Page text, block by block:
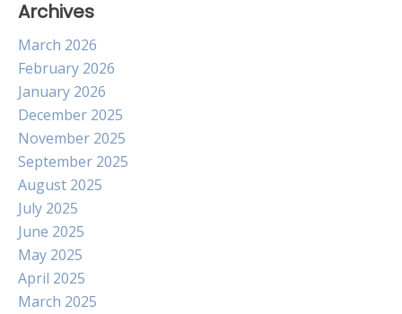
Archives
March 2026
February 2026
January 2026
December 2025
November 2025
September 2025
August 2025
July 2025
June 2025
May 2025
April 2025
March 2025